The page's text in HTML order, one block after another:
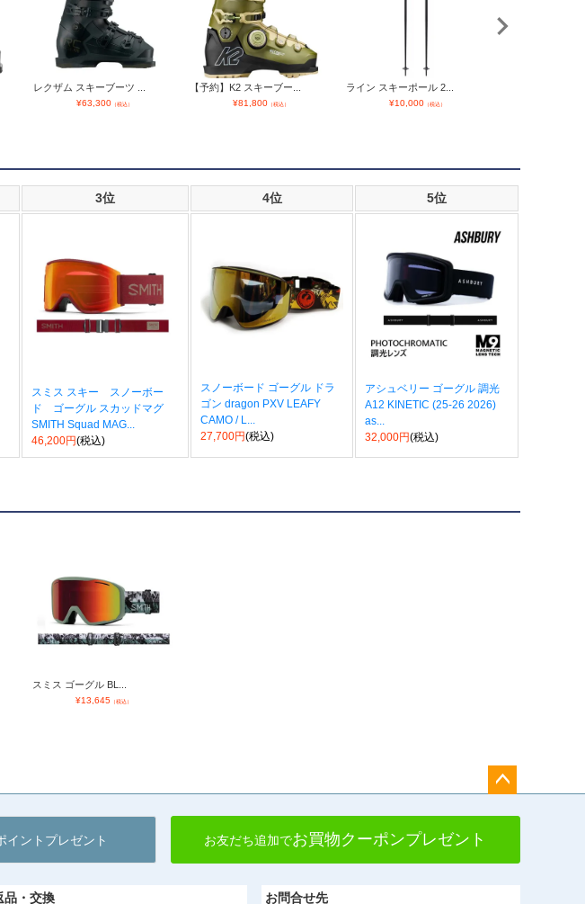
レクザム スキーブーツ ...
¥63,300（税込）
【予約】K2 スキーブー...
¥81,800（税込）
ライン スキーポール 2...
¥10,000（税込）
3位 4位 5位
スミス スキー スノーボー
ド ゴーグル スカッドマグ
SMITH Squad MAG...
46,200円(税込)
スノーボード ゴーグル ドラ
ゴン dragon PXV LEAFY
CAMO / L...
27,700円(税込)
アシュベリー ゴーグル 調光
A12 KINETIC (25-26 2026)
as...
32,000円(税込)
スミス ゴーグル BL...
¥13,645（税込）
へ
イントプレゼント お友だち追加でお買物クーポンプレゼント
品・交換 お問合せ先